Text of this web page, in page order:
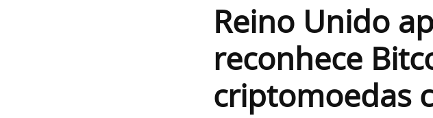
Reino Unido
reconhece
criptomoedas